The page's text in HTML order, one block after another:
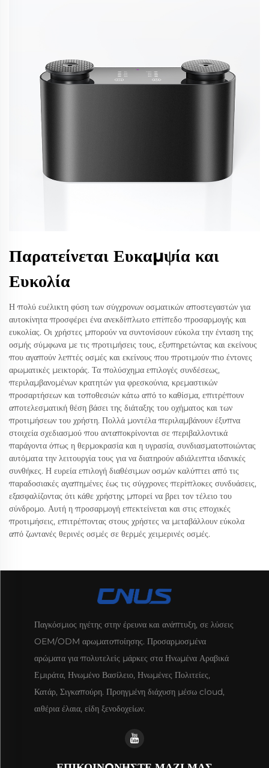
Παρατείνεται Ευκαμψία και
Ευκολία
Η πολύ ευέλικτη φύση των σύγχρονων οσματικών αποστεγαστών για
αυτοκίνητα προσφέρει ένα ανεκδίπλωτο επίπεδο προσαρμογής και
ευκολίας. Οι χρήστες μπορούν να συντονίσουν εύκολα την ένταση της
οσμής σύμφωνα με τις προτιμήσεις τους, εξυπηρετώντας και εκείνους
που αγαπούν λεπτές οσμές και εκείνους που προτιμούν πιο έντονες
αρωματικές μεικτοράς. Τα πολύσχημα επιλογές συνδέσεως,
περιλαμβανομένων κρατητών για φρεσκούνια, κρεμαστικών
προσαρτήσεων και τοποθεσιών κάτω από το καθίσμα, επιτρέπουν
αποτελεσματική θέση βάσει της διάταξης του οχήματος και των
προτιμήσεων του χρήστη. Πολλά μοντέλα περιλαμβάνουν έξυπνα
στοιχεία σχεδιασμού που ανταποκρίνονται σε περιβαλλοντικά
παράγοντα όπως η θερμοκρασία και η υγρασία, συνδιασματοποιώντας
αυτόματα την λειτουργία τους για να διατηρούν αδιάλειπτα ιδανικές
συνθήκες. Η ευρεία επιλογή διαθέσιμων οσμών καλύπτει από τις
παραδοσιακές αγαπημένες έως τις σύγχρονες περίπλοκες συνδυάσεις,
εξασφαλίζοντας ότι κάθε χρήστης μπορεί να βρει τον τέλειο του
σύνδρομο. Αυτή η προσαρμογή επεκτείνεται και στις εποχικές
προτιμήσεις, επιτρέποντας στους χρήστες να μεταβάλλουν εύκολα
από ζωντανές θερινές οσμές σε θερμές χειμερινές οσμές.
Παγκόσμιος ηγέτης στην έρευνα και ανάπτυξη, σε λύσεις
OEM/ODM αρωματοποίησης. Προσαρμοσμένα
αρώματα για πολυτελείς μάρκες στα Ηνωμένα Αραβικά
Εμιράτα, Ηνωμένο Βασίλειο, Ηνωμένες Πολιτείες,
Κατάρ, Σιγκαπούρη. Προηγμένη διάχυση μέσω cloud,
αιθέρια έλαια, είδη ξενοδοχείων.